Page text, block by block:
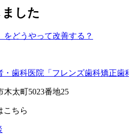
した
どうやって改善する？
木太町5023番地25
こちら